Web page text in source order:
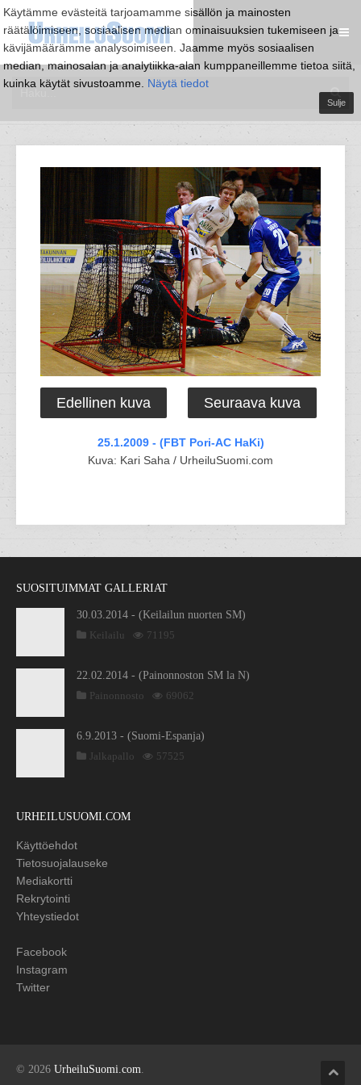
Käytämme evästeitä tarjoamamme sisällön ja mainosten
räätälöimiseen, sosiaalisen median ominaisuuksien tukemiseen ja
kävijämäärämme analysoimiseen. Jaamme myös sosiaalisen
median, mainosalan ja analytiikka-alan kumppaneillemme tietoa siitä,
kuinka käytät sivustoamme. Näytä tiedot
Sulje
Edellinen kuva Seuraava kuva
25.1.2009 - (FBT Pori-AC HaKi)
Kuva: Kari Saha / UrheiluSuomi.com
SUOSITUIMMAT GALLERIAT
30.03.2014 - (Keilailun nuorten SM)
Keilailu
71195
22.02.2014 - (Painonnoston SM la N)
Painonnosto
69062
6.9.2013 - (Suomi-Espanja)
Jalkapallo
57525
URHEILUSUOMI.COM
Käyttöehdot
Tietosuojalauseke
Mediakortti
Rekrytointi
Yhteystiedot
Facebook
Instagram
Twitter
© 2026 UrheiluSuomi.com.